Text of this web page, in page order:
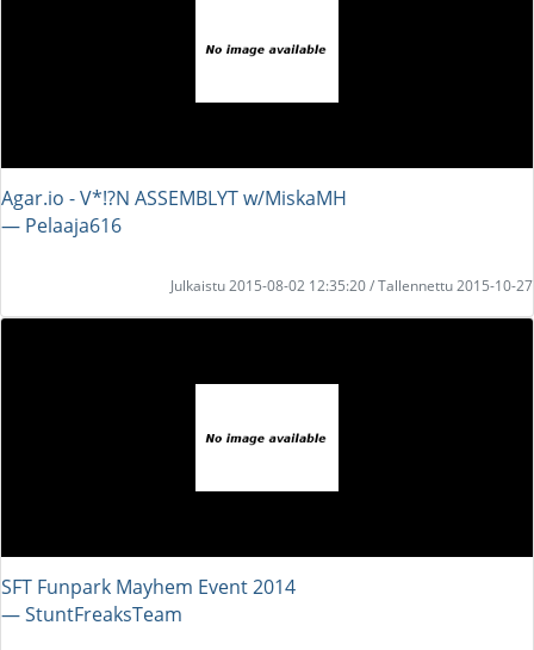
Agar.io - V*!?N ASSEMBLYT w/MiskaMH
― Pelaaja616
Julkaistu 2015-08-02 12:35:20 / Tallennettu 2015-10-27
SFT Funpark Mayhem Event 2014
― StuntFreaksTeam